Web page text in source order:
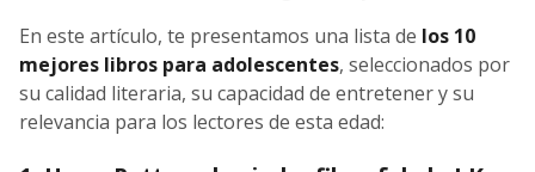
En este artículo, te presentamos una lista de los 10
mejores libros para adolescentes, seleccionados por
su calidad literaria, su capacidad de entretener y su
relevancia para los lectores de esta edad: